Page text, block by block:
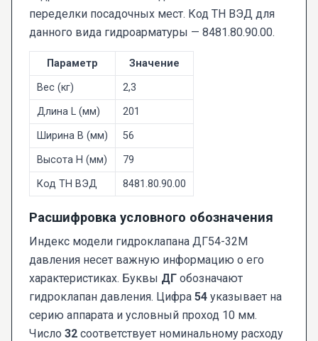
переделки посадочных мест. Код ТН ВЭД для
данного вида гидроарматуры — 8481.80.90.00.
Параметр
Значение
Вес (кг)
2,3
Длина L (мм)
201
Ширина B (мм)
56
Высота H (мм)
79
Код ТН ВЭД
8481.80.90.00
Расшифровка условного обозначения
Индекс модели гидроклапана ДГ54-32М
давления несет важную информацию о его
характеристиках. Буквы ДГ обозначают
гидроклапан давления. Цифра 54 указывает на
серию аппарата и условный проход 10 мм.
Число 32 соответствует номинальному расходу